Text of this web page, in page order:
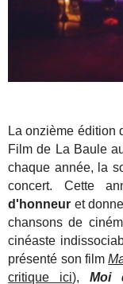
La onzième édition
Film de La Baule
chaque année, la
concert. Cette
d'honneur et
chansons de
cinéaste
présenté son film
critique ici), Moi